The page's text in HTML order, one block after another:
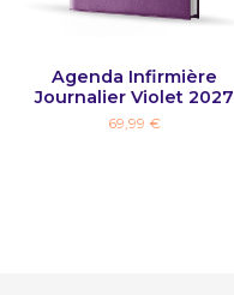
Agenda Infirmière
Journalier Violet 2027
69,99 €